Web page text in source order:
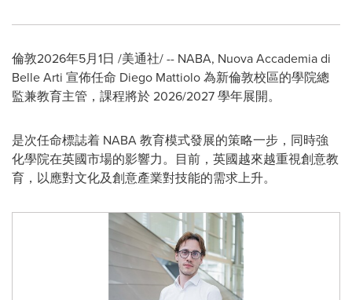
倫敦2026年5月1日 /美通社/ -- NABA, Nuova Accademia di
Belle Arti 宣佈任命 Diego Mattiolo 為新倫敦校區的學院總
監兼教育主管，課程將於 2026/2027 學年展開。
是次任命標誌着 NABA 教育模式發展的策略一步，同時強
化學院在英國市場的影響力。目前，英國越來越重視創意教
育，以應對文化及創意產業對技能的需求上升。